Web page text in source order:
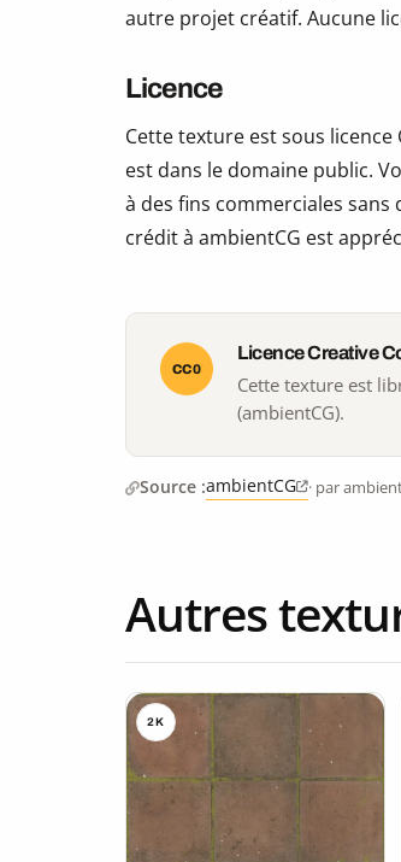
autre projet créatif. Aucune
Licence
Cette texture est sous
est dans le domaine public.
à des fins commerciales
crédit à ambientCG est
CC0
Licence Creative
Cette texture est
(ambientCG).
Source :ambientCG · par
Autres
2K